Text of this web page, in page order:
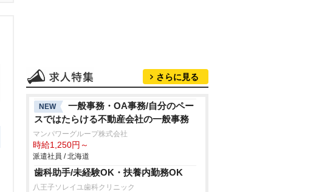
さらに見る
NEW
一般事務・OA事務/自分のペー
スではたらける不動産会社の一般事務
マンパワーグループ株式会社
時給1,250円～
派遣社員 / 北海道
歯科助手/未経験OK・扶養内勤務OK
八王子ソレイユ歯科クリニック